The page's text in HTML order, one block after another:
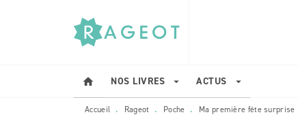
MENU RECHERCHE
home NOS LIVRES arrow_drop_down ACTUS arrow_drop_down
Accueil • Rageot • Poche • Ma première fête surprise